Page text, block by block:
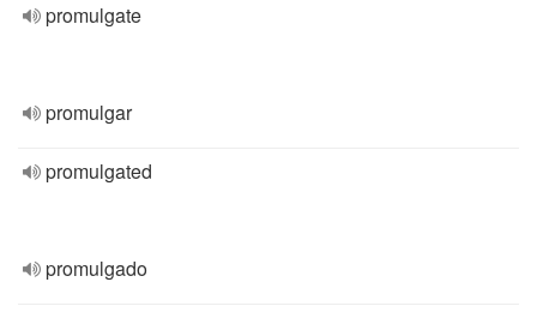
promulgate
promulgar
promulgated
promulgado